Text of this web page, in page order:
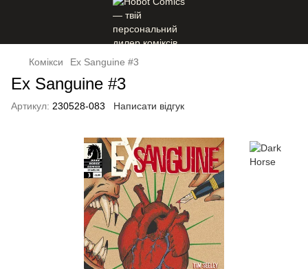
Комікси Ex Sanguine #3
Ex Sanguine #3
Артикул: 230528-083 Написати відгук